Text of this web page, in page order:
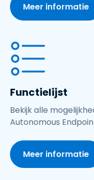
Meer informatie
Functielijst
Bekijk alle
Autonomous
Meer informatie